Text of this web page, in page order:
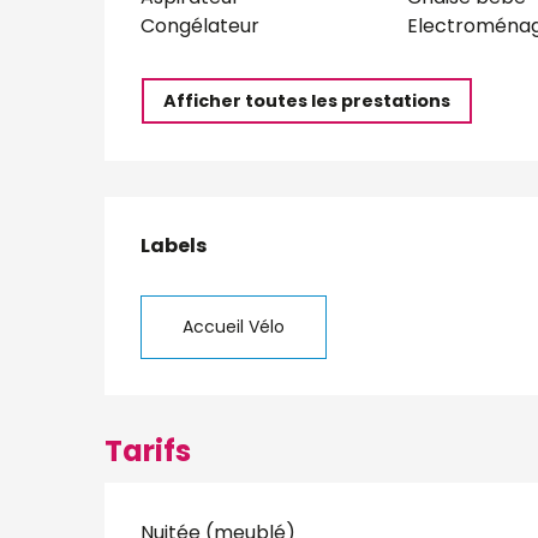
Congélateur
Afficher toutes les prestations
Offres de
Labels
Labels
Accueil Vélo
Tarifs